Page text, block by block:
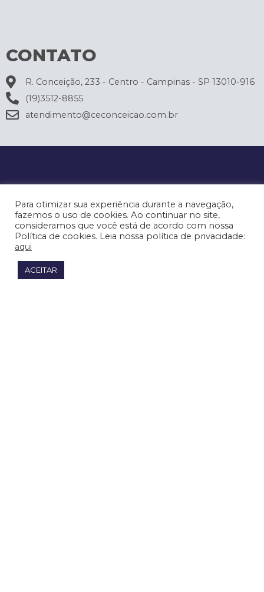
CONTATO
R. Conceição, 233 - Centro - Campinas - SP 13010-916
(19)3512-8855
atendimento@ceconceicao.com.br
Para otimizar sua experiência durante a navegação,
fazemos o uso de cookies. Ao continuar no site,
consideramos que você está de acordo com nossa
Política de cookies. Leia nossa política de privacidade:
aqui
ACEITAR